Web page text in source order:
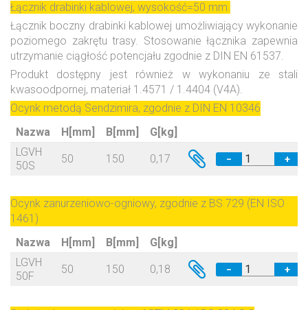
Łącznik drabinki kablowej, wysokość=50 mm.
Łącznik boczny drabinki kablowej umożliwiający wykonanie
poziomego zakrętu trasy. Stosowanie łącznika zapewnia
utrzymanie ciągłość potencjału zgodnie z DIN EN 61537.
Produkt dostępny jest również w wykonaniu ze stali
kwasoodpornej, materiał 1.4571 / 1.4404 (V4A).
Ocynk metodą Sendzimira, zgodnie z DIN EN 10346
Nazwa
H[mm] B[mm]
G[kg]
LGVH
50S
50 150 0,17 − +
Ocynk zanurzeniowo-ogniowy, zgodnie z BS 729 (EN ISO
1461)
Nazwa
H[mm] B[mm]
G[kg]
LGVH
50F
50 150 0,18 − +